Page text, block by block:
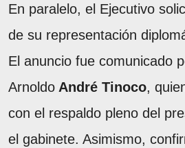
En paralelo, el Ejecutivo
de su representación
El anuncio fue comunicado
Arnoldo André Tinoco,
con el respaldo pleno del
el gabinete. Asimismo,